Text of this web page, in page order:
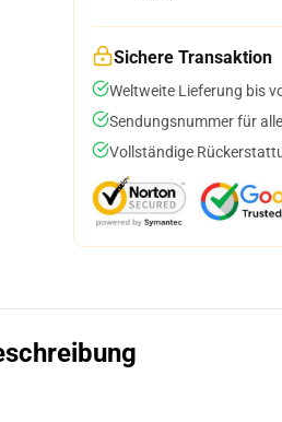
Sichere Transaktion
Weltweite Lieferung bis
Sendungsnummer für
Vollständige